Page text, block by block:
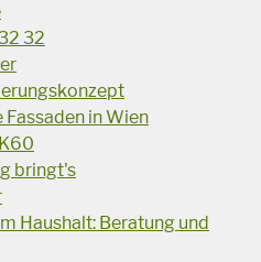
32
Fassaden in Wien
bringt's
Haushalt: Beratung und